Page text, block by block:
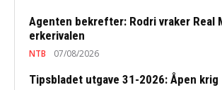
Agenten bekrefter: Rodri vraker Real
erkerivalen
NTB 07/08/2026
Tipsbladet utgave 31-2026: Åpen krig